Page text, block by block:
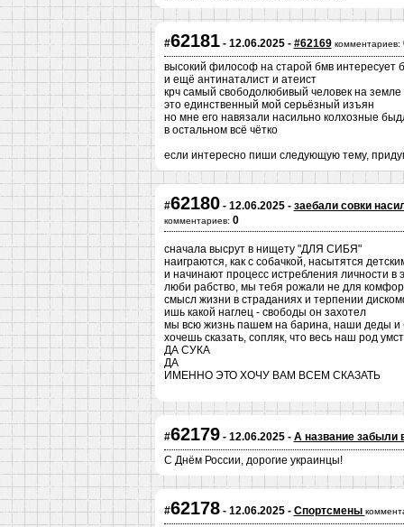
#62181- 12.06.2025 - #62169 комментариев:
высокий философ на старой бмв интересует
и ещё антинаталист и атеист
крч самый свободолюбивый человек на земле
это единственный мой серьёзный изъян
но мне его навязали насильно колхозные
в остальном всё чётко
если интересно пиши следующую тему,
#62180- 12.06.2025 - заебали совки
комментариев: 0
сначала высрут в нищету "ДЛЯ СИБЯ"
наиграются, как с собачкой, насытятся
и начинают процесс истребления личности
люби рабство, мы тебя рожали не для
смысл жизни в страданиях и терпении
ишь какой наглец - свободы он захотел
мы всю жизнь пашем на барина, наши деды и
хочешь сказать, сопляк, что весь наш род
ДА СУКА
ДА
ИМЕННО ЭТО ХОЧУ ВАМ ВСЕМ СКАЗАТЬ
#62179- 12.06.2025 - А название забыли
С Днём России, дорогие украинцы!
#62178- 12.06.2025 - Спортсмены